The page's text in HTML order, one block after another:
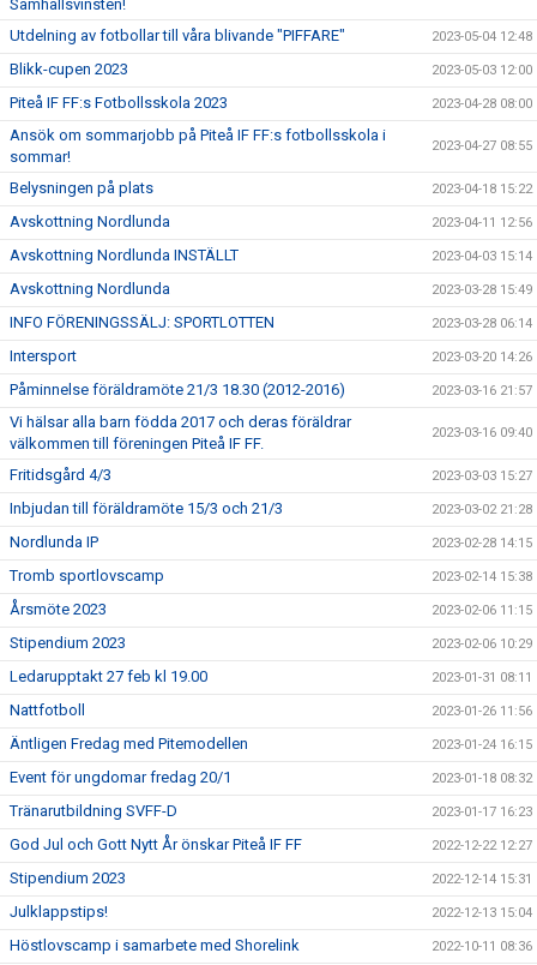
Samhällsvinsten!
Utdelning av fotbollar till våra blivande "PIFFARE" 2023-05-04 12:48
Blikk-cupen 2023 2023-05-03 12:00
Piteå IF FF:s Fotbollsskola 2023 2023-04-28 08:00
Ansök om sommarjobb på Piteå IF FF:s fotbollsskola i
sommar!
2023-04-27 08:55
Belysningen på plats 2023-04-18 15:22
Avskottning Nordlunda 2023-04-11 12:56
Avskottning Nordlunda INSTÄLLT 2023-04-03 15:14
Avskottning Nordlunda 2023-03-28 15:49
INFO FÖRENINGSSÄLJ: SPORTLOTTEN 2023-03-28 06:14
Intersport 2023-03-20 14:26
Påminnelse föräldramöte 21/3 18.30 (2012-2016) 2023-03-16 21:57
Vi hälsar alla barn födda 2017 och deras föräldrar
välkommen till föreningen Piteå IF FF.
2023-03-16 09:40
Fritidsgård 4/3 2023-03-03 15:27
Inbjudan till föräldramöte 15/3 och 21/3 2023-03-02 21:28
Nordlunda IP 2023-02-28 14:15
Tromb sportlovscamp 2023-02-14 15:38
Årsmöte 2023 2023-02-06 11:15
Stipendium 2023 2023-02-06 10:29
Ledarupptakt 27 feb kl 19.00 2023-01-31 08:11
Nattfotboll 2023-01-26 11:56
Äntligen Fredag med Pitemodellen 2023-01-24 16:15
Event för ungdomar fredag 20/1 2023-01-18 08:32
Tränarutbildning SVFF-D 2023-01-17 16:23
God Jul och Gott Nytt År önskar Piteå IF FF 2022-12-22 12:27
Stipendium 2023 2022-12-14 15:31
Julklappstips! 2022-12-13 15:04
Höstlovscamp i samarbete med Shorelink 2022-10-11 08:36